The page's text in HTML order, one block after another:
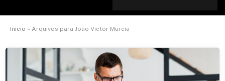
Início » Arquivos para João Victor Murcia